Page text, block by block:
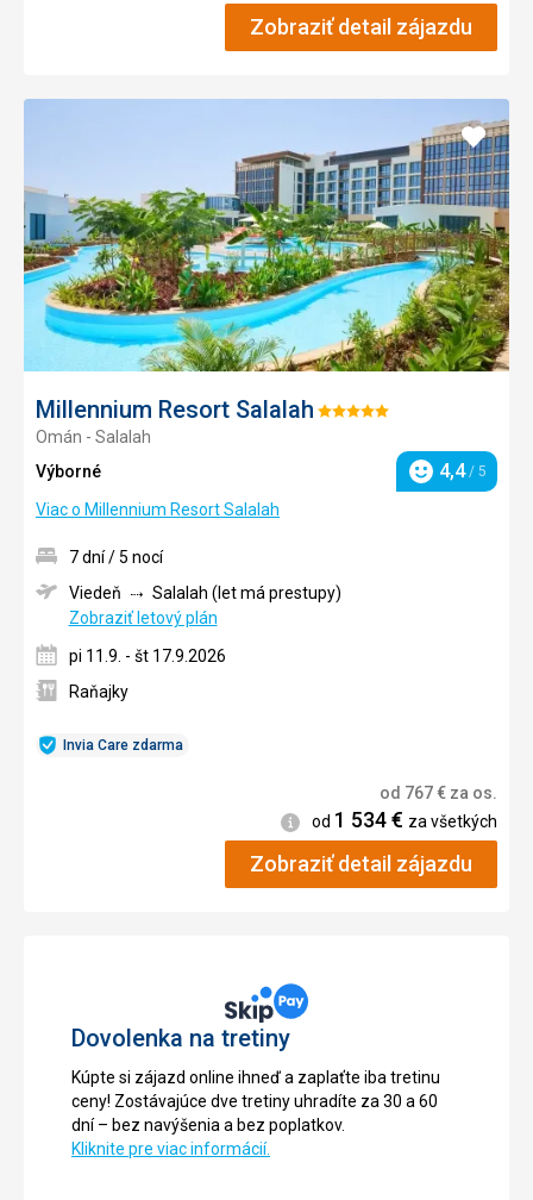
Zobraziť detail zájazdu
Millennium Resort Salalah Hodnotenie:
Omán - Salalah
Výborné
Hodnotenie
4,4/ 5
Viac o Millennium Resort Salalah
Pridať
do
Invia Care zdarma
7 dní / 5 nocí
Viedeň
Salalah (let má prestupy)
Zobraziť letový plán
pi 11.9. - št 17.9.2026
Raňajky
od 767€ za os.
Informácie
od 1 534€ za všetkých
Zobraziť detail zájazdu
Dovolenka na tretiny
Kúpte si zájazd online ihneď a zaplaťte iba tretinu
ceny! Zostávajúce dve tretiny uhradíte za 30 a 60
dní – bez navýšenia a bez poplatkov.
Kliknite pre viac informácií.